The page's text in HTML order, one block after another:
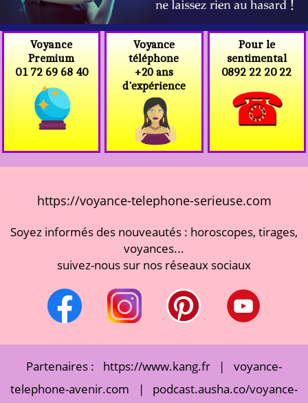
Voyance
Premium
01 72 69 68 40
Voyance
téléphone
+20 ans
d'expérience
Pour le
sentimental
0892 22 20 22
https://voyance-telephone-serieuse.com
Soyez informés des nouveautés : horoscopes, tirages,
voyances...
suivez-nous sur nos réseaux sociaux
Partenaires : https://www.kang.fr |
voyance-
telephone-avenir.com
| podcast.ausha.co/voyance-